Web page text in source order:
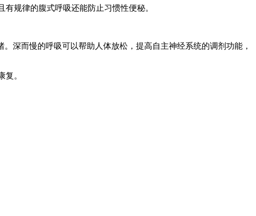
规律的腹式呼吸还能防止习惯性便秘。
而慢的呼吸可以帮助人体放松，提高自主神经系统的调剂功能，
。